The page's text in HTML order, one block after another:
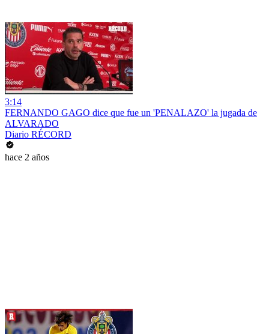
3:14
FERNANDO GAGO dice que fue un 'PENALAZO' la jugada de
ALVARADO
Diario RÉCORD
hace 2 años